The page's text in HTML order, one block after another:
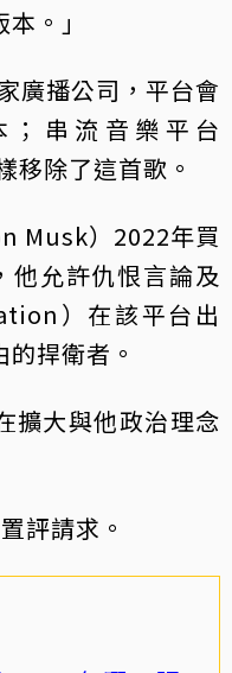
。」
廣播公司，平台會
串流音樂平台
除了這首歌。
Musk）2022年買
他允許仇恨言論及
）在該平台出
捍衛者。
擴大與他政治理念
評請求。